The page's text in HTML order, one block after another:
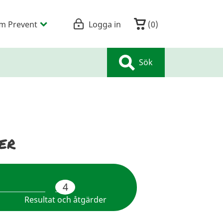
Prevent Logga in (0)
Sök
4
Resultat och åtgärder